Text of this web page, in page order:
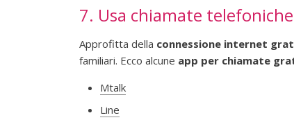
7. Usa chiamate
Approfitta della connessione internet
familiari. Ecco alcune app per chiamate
Mtalk
Line